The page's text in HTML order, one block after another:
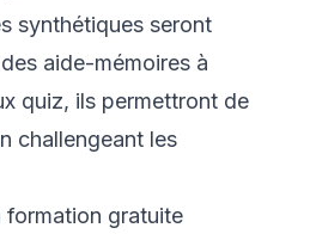
synthétiques seront
aide-mémoires à
quiz, ils permettront de
challengeant les
formation gratuite